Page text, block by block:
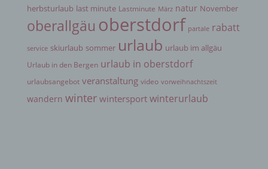
herbsturlaub last minute Lastminute März natur November
oberallgäu oberstdorf partale rabatt
service skiurlaub sommer urlaub urlaub im allgäu
Urlaub in den Bergen urlaub in oberstdorf
urlaubsangebot veranstaltung video vorweihnachtszeit
wandern winter wintersport winterurlaub
k) Einwilligung
Einwilligung ist jede von der betroffenen Person
freiwillig für den bestimmten Fall in informierter
Weise und unmissverständlich abgegebene
Willensbekundung in Form einer Erklärung oder
einer sonstigen eindeutigen bestätigenden
Handlung, mit der die betroffene Person zu